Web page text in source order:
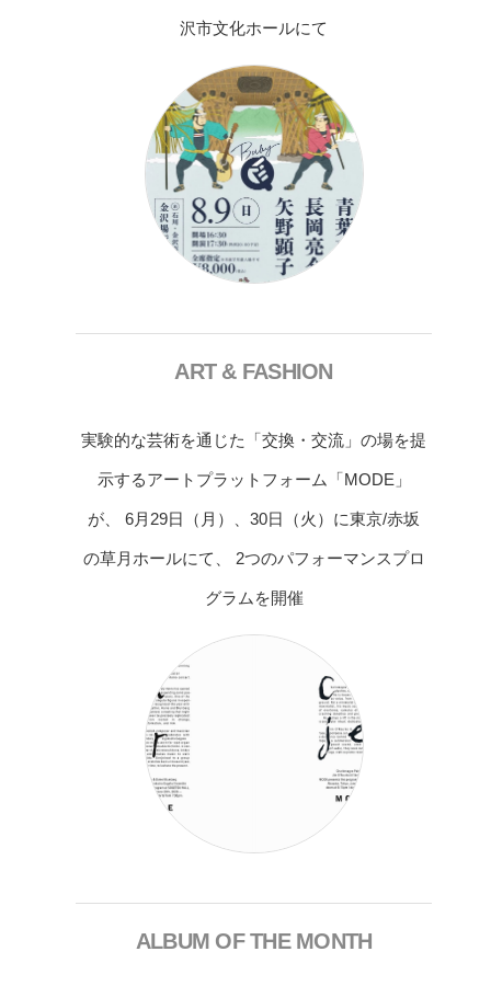
沢市文化ホールにて
ART & FASHION
実験的な芸術を通じた「交換・交流」の場を提
示するアートプラットフォーム「MODE」
が、 6月29日（月）、30日（火）に東京/赤坂
の草月ホールにて、 2つのパフォーマンスプロ
グラムを開催
ALBUM OF THE MONTH